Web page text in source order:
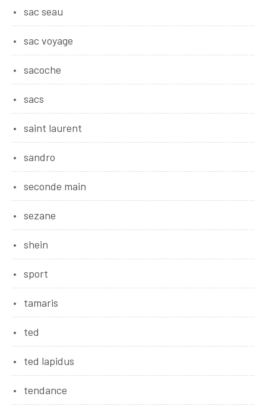
sac seau
sac voyage
sacoche
sacs
saint laurent
sandro
seconde main
sezane
shein
sport
tamaris
ted
ted lapidus
tendance